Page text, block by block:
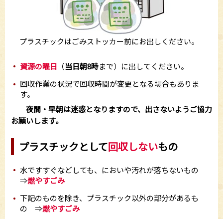
プラスチックはごみストッカー前にお出しください。
資源の曜日 （当日朝8時まで）に出してください。
回収作業の状況で回収時間が変更となる場合もありま
す。
夜間・早朝は迷惑となりますので、出さないようご協力
お願いします。
プラスチックとして回収しないもの
水ですすぐなどしても、においや汚れが落ちないもの
⇒燃やすごみ
下記のものを除き、プラスチック以外の部分があるも
の ⇒燃やすごみ